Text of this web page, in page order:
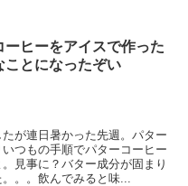
ーヒーをアイスで作った
ことになったぞい
が連日暑かった先週。パター
つもの手順でパターコーヒー
見事に？バター成分が固まり
。。飲んでみると味...